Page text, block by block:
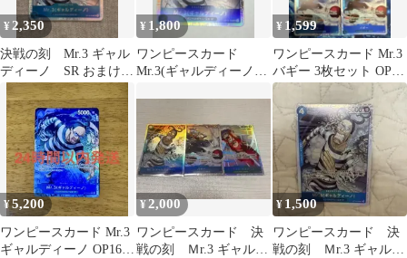
¥ 2,350
決戦の刻 Mr.3 ギャル
ディーノ SR おまけ付
¥ 1,800
ワンピースカード
Mr.3(ギャルディーノ)
¥ 1,599
ワンピースカード Mr.3
バギー 3枚セット OP16
SR 決戦の刻
¥5,200
ワンピースカード Mr.3
ギャルディーノ OP16-
¥2,000
ワンピースカード 決
戦の刻 Ｍr.3 ギャルデ
¥ 1,500
ワンピースカード 決
戦の刻 Ｍr.3 ギャルデ